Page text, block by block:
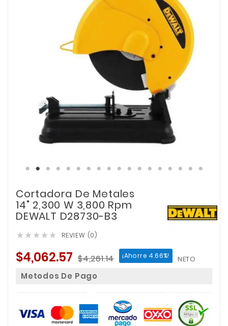
Cortadora De Metales
14" 2,300 W 3,800 Rpm
DEWALT D28730-B3
     REVIEW (0)
$4,062.57 $4,261.14 ¡Ahorre 4.66%! NETO
Metodos De Pago